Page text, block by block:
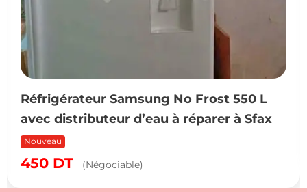
Réfrigérateur Samsung No Frost 550 L
avec distributeur d’eau à réparer à Sfax
Nouveau
450 DT (Négociable)